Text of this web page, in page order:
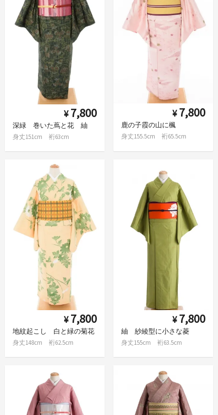
¥ 7,800
深緑 巻いた蔦と花 紬
身丈151cm 裄63cm
¥ 7,800
鹿の子霞の山に楓
身丈155.5cm 裄65.5cm
¥ 7,800
地紋起こし 白と緑の菊花
身丈148cm 裄62.5cm
¥ 7,800
紬 紗綾型に小さな菱
身丈155cm 裄63.5cm